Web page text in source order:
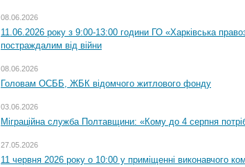
08.06.2026
11.06.2026 року з 9:00-13:00 години ГО «Харківська
постраждалим від війни
08.06.2026
Головам ОСББ, ЖБК відомчого житлового фонду
03.06.2026
Міграційна служба Полтавщини: «Кому до 4 серпня
27.05.2026
11 червня 2026 року о 10:00 у приміщенні виконавчого